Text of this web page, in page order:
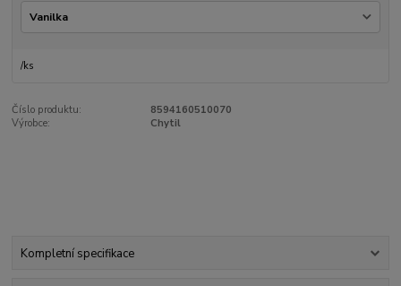
/ks
Číslo produktu:
8594160510070
Výrobce:
Chytil
Kompletní specifikace